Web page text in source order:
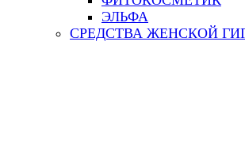
ЭЛЬФА
СРЕДСТВА ЖЕНСКОЙ